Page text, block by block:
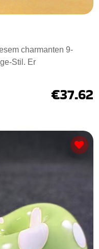
charmanten 9-
Stil. Er
€37.62